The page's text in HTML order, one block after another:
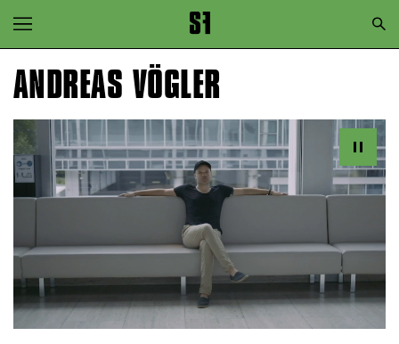
Zur Hauptnavigation springen
Zum Hauptinhalt springen
ANDREAS VÖGLER